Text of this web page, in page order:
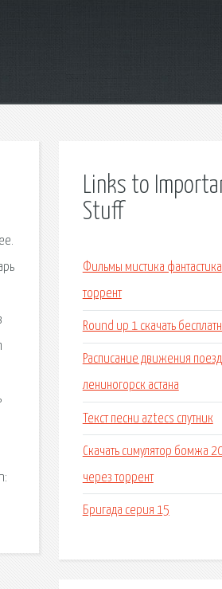
Links to
Stuff
Фильмы мистика фантастика
торрент
Round up 1 скачать
Расписание движения
лениногорск астана
Текст песни aztecs спутник
Скачать симулятор бомжа
через торрент
Бригада серия 15